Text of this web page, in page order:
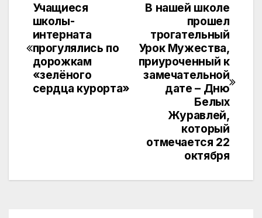
Навигация
по
записям
В нашей школе
прошел
трогательный
Урок Мужества,
приуроченный к
замечательной
дате – Дню
Белых
Журавлей,
который
отмечается 22
октября
Учащиеся
школы-
интерната
прогулялись по
дорожкам
«зелёного
сердца курорта»